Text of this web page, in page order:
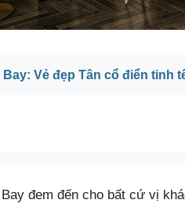
Vẻ đẹp Tân cổ điển tinh
đem đến cho bất cứ vị